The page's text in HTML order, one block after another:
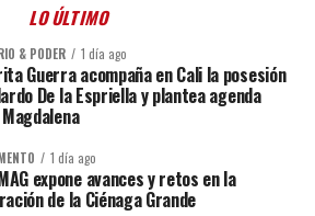
LO ÚLTIMO
& PODER 1 día ago
Guerra acompaña en Cali la posesión
De la Espriella y plantea agenda
1 día ago
expone avances y retos en la
de la Ciénaga Grande